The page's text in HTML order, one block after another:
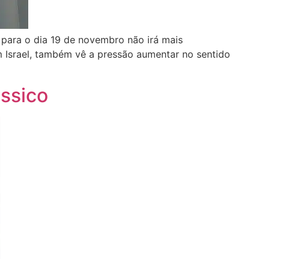
o dia 19 de novembro não irá mais
também vê a pressão aumentar no sentido